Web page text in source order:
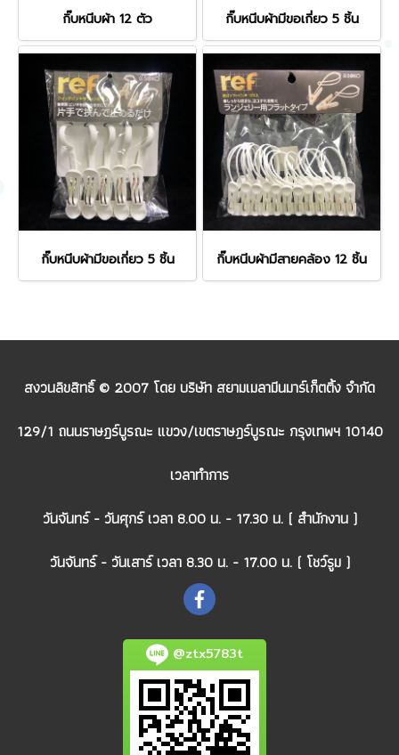
กิ๊บหนีบผ้า 12 ตัว กิ๊บหนีบผ้ามีขอเกี่ยว 5 ชิ้น
กิ๊บหนีบผ้ามีขอเกี่ยว 5 ชิ้น กิ๊บหนีบผ้ามีสายคล้อง 12 ชิ้น
สงวนลิขสิทธิ์ © 2007 โดย บริษัท สยามเมลามีนมาร์เก็ตติ้ง จำกัด
129/1 ถนนราษฎร์บูรณะ แขวง/เขตราษฎร์บูรณะ กรุงเทพฯ 10140
เวลาทำการ
วันจันทร์ - วันศุกร์ เวลา 8.00 น. - 17.30 น. ( สำนักงาน )
วันจันทร์ - วันเสาร์ เวลา 8.30 น. - 17.00 น. ( โชว์รูม )
@ztx5783t